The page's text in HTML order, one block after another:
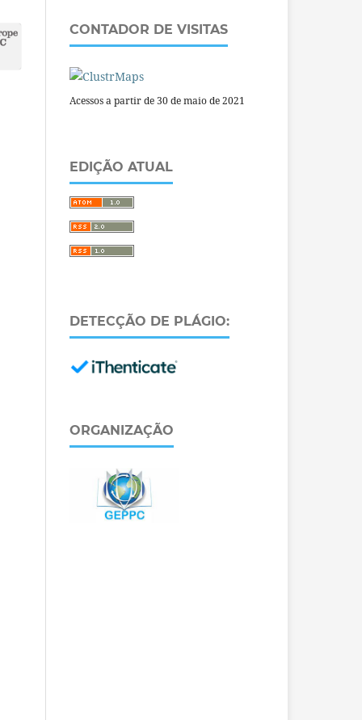
CONTADOR DE VISITAS
Acessos a partir de 30 de maio de 2021
EDIÇÃO ATUAL
DETECÇÃO DE PLÁGIO:
ORGANIZAÇÃO